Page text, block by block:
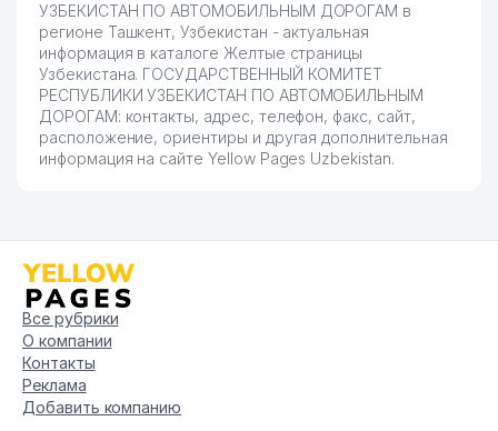
84 МУЗЕЙ СЕРГЕЯ ЕСЕНИНА 291 м
85
ТАШКЕНТСКОЕ ГОРОДСКОЕ
УПРАВЛЕНИЕ НАРОДНОГО
ОБРАЗОВАНИЯ (ГУНО)
302 м
86
Cambridge Learning Center
(Novza)
313 м
88
OQQO'RG'ON IKKINCHI
KOMMUNAL ТЧСЖ
89 БАЗАНЯН ЧП
90
КОМИТЕТ
УЗБЕКИСТАН ПО АВТОМОБИЛЬНЫМ ДОРОГАМ в
регионе Ташкент, Узбекистан - актуальная
информация в каталоге Желтые страницы
Узбекистана. ГОСУДАРСТВЕННЫЙ КОМИТЕТ
РЕСПУБЛИКИ УЗБЕКИСТАН ПО АВТОМОБИЛЬНЫМ
ДОРОГАМ: контакты, адрес, телефон, факс, сайт,
расположение, ориентиры и другая дополнительная
информация на сайте Yellow Pages Uzbekistan.
Все рубрики
О компании
Контакты
Реклама
Добавить компанию